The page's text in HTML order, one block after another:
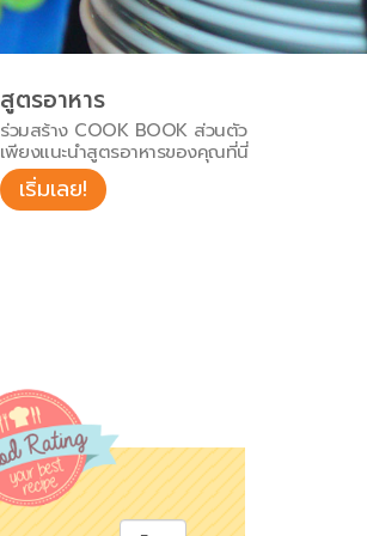
สูตรอาหาร
ร่วมสร้าง COOK BOOK ส่วนตัว
เพียงแนะนำสูตรอาหารของคุณที่นี่
เริ่มเลย!